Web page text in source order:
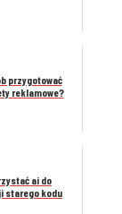
przygotować
reklamowe?
ai do
starego kodu